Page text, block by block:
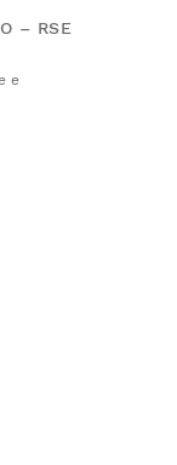
– RSE
e